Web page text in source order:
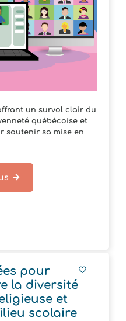
un survol clair du
québécoise et
soutenir sa mise en
pour
la diversité
et
scolaire